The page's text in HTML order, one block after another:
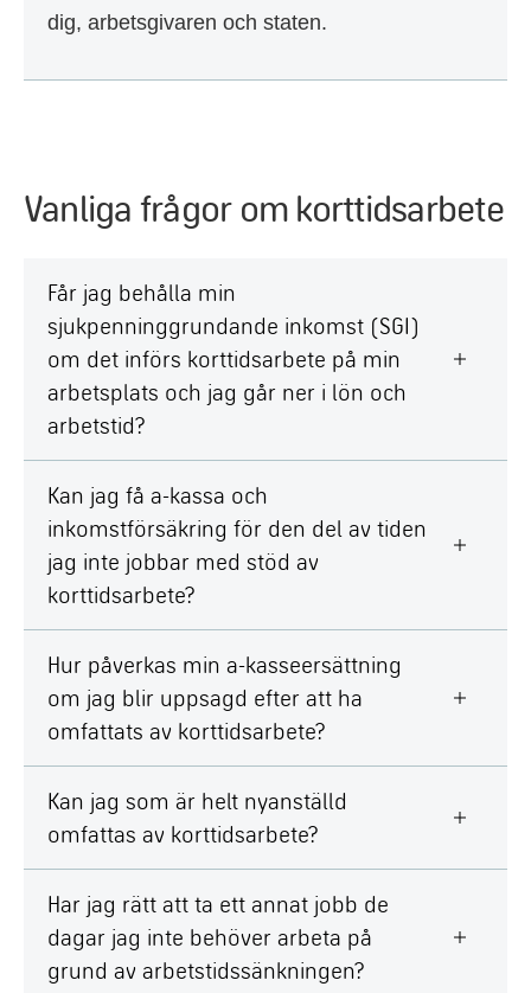
dig, arbetsgivaren och staten.
Vanliga frågor om korttidsarbete
Får jag behålla min
sjukpenninggrundande inkomst (SGI)
om det införs korttidsarbete på min
arbetsplats och jag går ner i lön och
arbetstid?
Kan jag få a-kassa och
inkomstförsäkring för den del av tiden
jag inte jobbar med stöd av
korttidsarbete?
Hur påverkas min a-kasseersättning
om jag blir uppsagd efter att ha
omfattats av korttidsarbete?
Kan jag som är helt nyanställd
omfattas av korttidsarbete?
Har jag rätt att ta ett annat jobb de
dagar jag inte behöver arbeta på
grund av arbetstidssänkningen?